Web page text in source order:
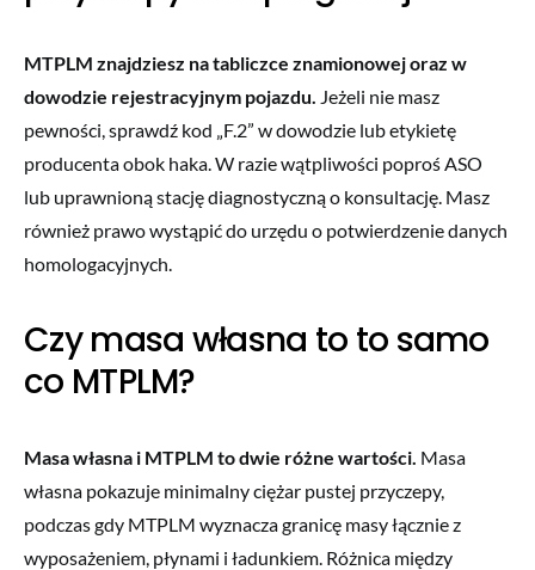
MTPLM znajdziesz na tabliczce znamionowej oraz w
dowodzie rejestracyjnym pojazdu.
Jeżeli nie masz
pewności, sprawdź kod „F.2” w dowodzie lub etykietę
producenta obok haka. W razie wątpliwości poproś ASO
lub uprawnioną stację diagnostyczną o konsultację. Masz
również prawo wystąpić do urzędu o potwierdzenie danych
homologacyjnych.
Czy masa własna to to samo
co MTPLM?
Masa własna i MTPLM to dwie różne wartości. Masa
własna pokazuje minimalny ciężar pustej przyczepy,
podczas gdy MTPLM wyznacza granicę masy łącznie z
wyposażeniem, płynami i ładunkiem. Różnica między